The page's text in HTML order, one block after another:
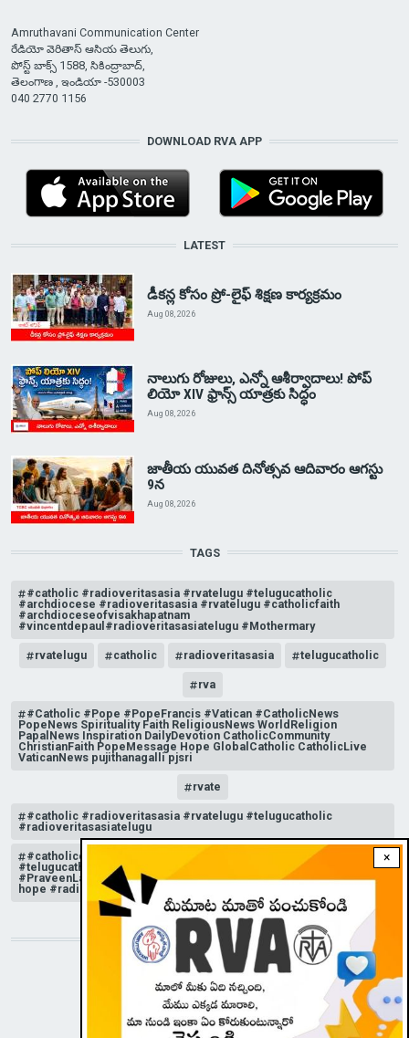
×
Amruthavani Communication Center
రేడియో వెరితాస్ ఆసియ తెలుగు,
పోస్ట్ బాక్స్ 1588, సికింద్రాబాద్,
తెలంగాణ , ఇండియా -530003
040 2770 1156
DOWNLOAD RVA APP
LATEST
డీకన్ల కోసం ప్రో-లైఫ్ శిక్షణ కార్యక్రమం
Aug 08, 2026
నాలుగు రోజులు, ఎన్నో ఆశీర్వాదాలు! పోప్
లియో XIV ఫ్రాన్స్ యాత్రకు సిద్ధం
Aug 08, 2026
జాతీయ యువత దినోత్సవ ఆదివారం ఆగస్టు
9న
Aug 08, 2026
TAGS
#catholic #radioveritasasia #rvatelugu #telugucatholic
#archdiocese #radioveritasasia #rvatelugu #catholicfaith
#archdioceseofvisakhapatnam
#vincentdepaul#radioveritasasiatelugu #Mothermary
rvatelugu catholic radioveritasasia telugucatholic
rva
#Catholic #Pope #PopeFrancis #Vatican #CatholicNews
PopeNews Spirituality Faith ReligiousNews WorldReligion
PapalNews Inspiration DailyDevotion CatholicCommunity
ChristianFaith PopeMessage Hope GlobalCatholic CatholicLive
VaticanNews pujithanagalli pjsri
rvate
#catholic #radioveritasasia #rvatelugu #telugucatholic
#radioveritasasiatelugu
#catholicchurchnews #catholictelugu #telugucatholic
#telugucatholicchurch #radioveritasasia #rvatelugu
#PraveenLakkisetti #reflection #advent #christmas #messageof
hope #radioveritas #rvatelugu #viral #insta
STAY CONNECTED WITH US!